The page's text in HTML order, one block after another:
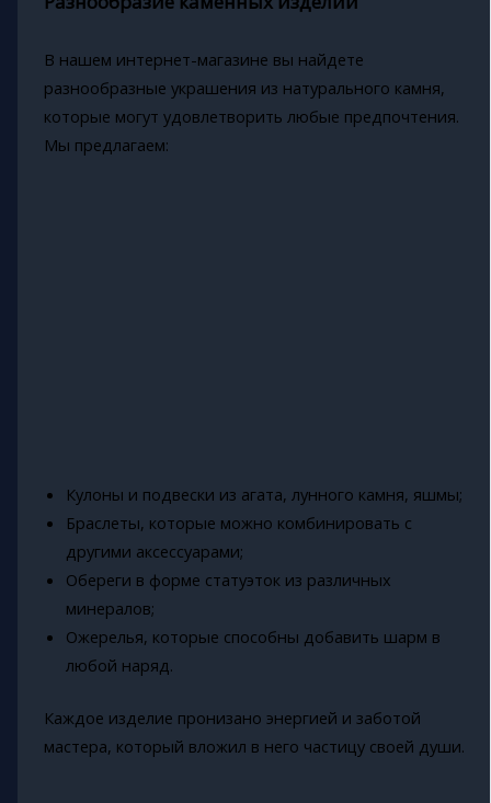
В нашем интернет-магазине вы найдете
разнообразные украшения из натурального камня,
которые могут удовлетворить любые предпочтения.
Мы предлагаем:
Кулоны и подвески из агата, лунного камня, яшмы;
Браслеты, которые можно комбинировать с
другими аксессуарами;
Обереги в форме статуэток из различных
минералов;
Ожерелья, которые способны добавить шарм в
любой наряд.
Каждое изделие пронизано энергией и заботой
мастера, который вложил в него частицу своей души.